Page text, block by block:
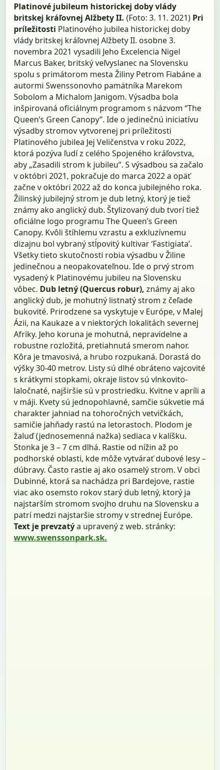
Platinové jubileum historickej doby vlády
britskej kráľovnej Alžbety II.(Foto: 3. 11. 2021) Pri
príležitosti Platinového jubilea historickej doby
vlády britskej kráľovnej Alžbety II. osobne 3.
novembra 2021 vysadili Jeho Excelencia Nigel
Marcus Baker, britský veľvyslanec na Slovensku
spolu s primátorom mesta Žiliny Petrom Fiabáne a
autormi Swenssonovho pamätníka Marekom
Sobolom a Michalom Janigom. Výsadba bola
inšpirovaná oficiálnym programom s názvom “The
Queen’s Green Canopy”. Ide o jedinečnú iniciatívu
výsadby stromov vytvorenej pri príležitosti
Platinového jubilea Jej Veličenstva v roku 2022,
ktorá pozýva ľudí z celého Spojeného kráľovstva,
aby „Zasadili strom k jubileu“. S výsadbou sa začalo
v októbri 2021, pokračuje do marca 2022 a opäť
začne v októbri 2022 až do konca jubilejného roka.
Žilinský jubilejný strom je dub letný, ktorý je tiež
známy ako anglický dub. Štylizovaný dub tvorí tiež
oficiálne logo programu The Queen’s Green
Canopy. Kvôli štíhlemu vzrastu a exkluzívnemu
dizajnu bol vybraný stĺpovitý kultivar ‘Fastigiata’.
Všetky tieto skutočnosti robia výsadbu v Žiline
jedinečnou a neopakovateľnou. Ide o prvý strom
vysadený k Platinovému jubileu na Slovensku
vôbec. Dub letný (Quercus robur), známy aj ako
anglický dub, je mohutný listnatý strom z čeľade
bukovité. Prirodzene sa vyskytuje v Európe, v Malej
Ázii, na Kaukaze a v niektorých lokalitách severnej
Afriky. Jeho koruna je mohutná, nepravidelne a
robustne rozložitá, pretiahnutá smerom nahor.
Kôra je tmavosivá, a hrubo rozpukaná. Dorastá do
výšky 30-40 metrov. Listy sú dlhé obráteno vajcovité
s krátkymi stopkami, okraje listov sú vlnkovito-
laločnaté, najširšie sú v prostriedku. Kvitne v apríli a
v máji. Kvety sú jednopohlavné, samčie súkvetie má
charakter jahniad na tohoročných vetvičkách,
samičie jahňady rastú na letorastoch. Plodom je
žaluď (jednosemenná nažka) sediaca v kalíšku.
Stonka je 3 – 7 cm dlhá. Rastie od nížin až po
podhorské oblasti, kde môže vytvárať dubové lesy –
dúbravy. Často rastie aj ako osamelý strom. V obci
Dubinné, ktorá sa nachádza pri Bardejove, rastie
viac ako osemsto rokov starý dub letný, ktorý ja
najstarším stromom svojho druhu na Slovensku a
patrí medzi najstaršie stromy v strednej Európe.
Text je prevzatýa upravený z web. stránky:
www.swenssonpark.sk.